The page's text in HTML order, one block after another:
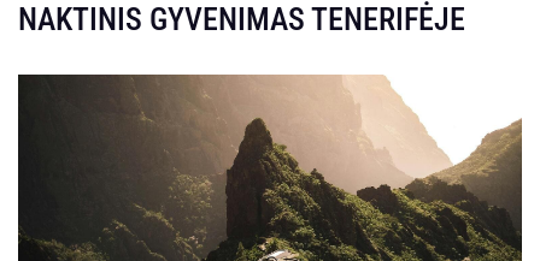
NAKTINIS GYVENIMAS TENERIFĖJE